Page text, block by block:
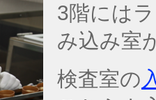
3階には
み込み室
検査室の